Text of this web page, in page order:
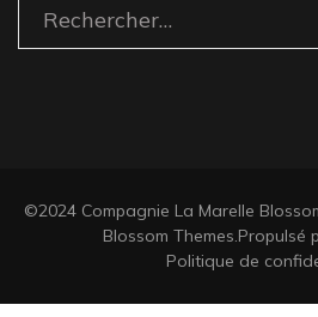
Rechercher :
©2024 Compagnie La Marelle
Blossom Themes.Propulsé
Politique de